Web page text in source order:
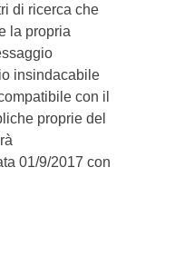
di ricerca che
la propria
insindacabile
con il
proprie del
01/9/2017 con